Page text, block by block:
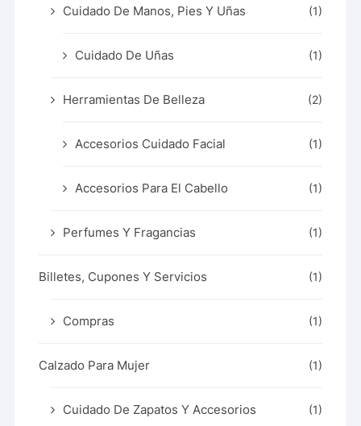
Cuidado De Manos, Pies Y Uñas (1)
Cuidado De Uñas (1)
Herramientas De Belleza (2)
Accesorios Cuidado Facial (1)
Accesorios Para El Cabello (1)
Perfumes Y Fragancias (1)
Billetes, Cupones Y Servicios (1)
Compras (1)
Calzado Para Mujer (1)
Cuidado De Zapatos Y Accesorios (1)